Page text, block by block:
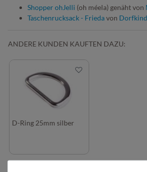
Shopper ohJelli (oh méela) genäht von
Taschenrucksack - Friedavon
ANDERE KUNDEN KAUFTEN DAZU:
D-Ring 25mm silber